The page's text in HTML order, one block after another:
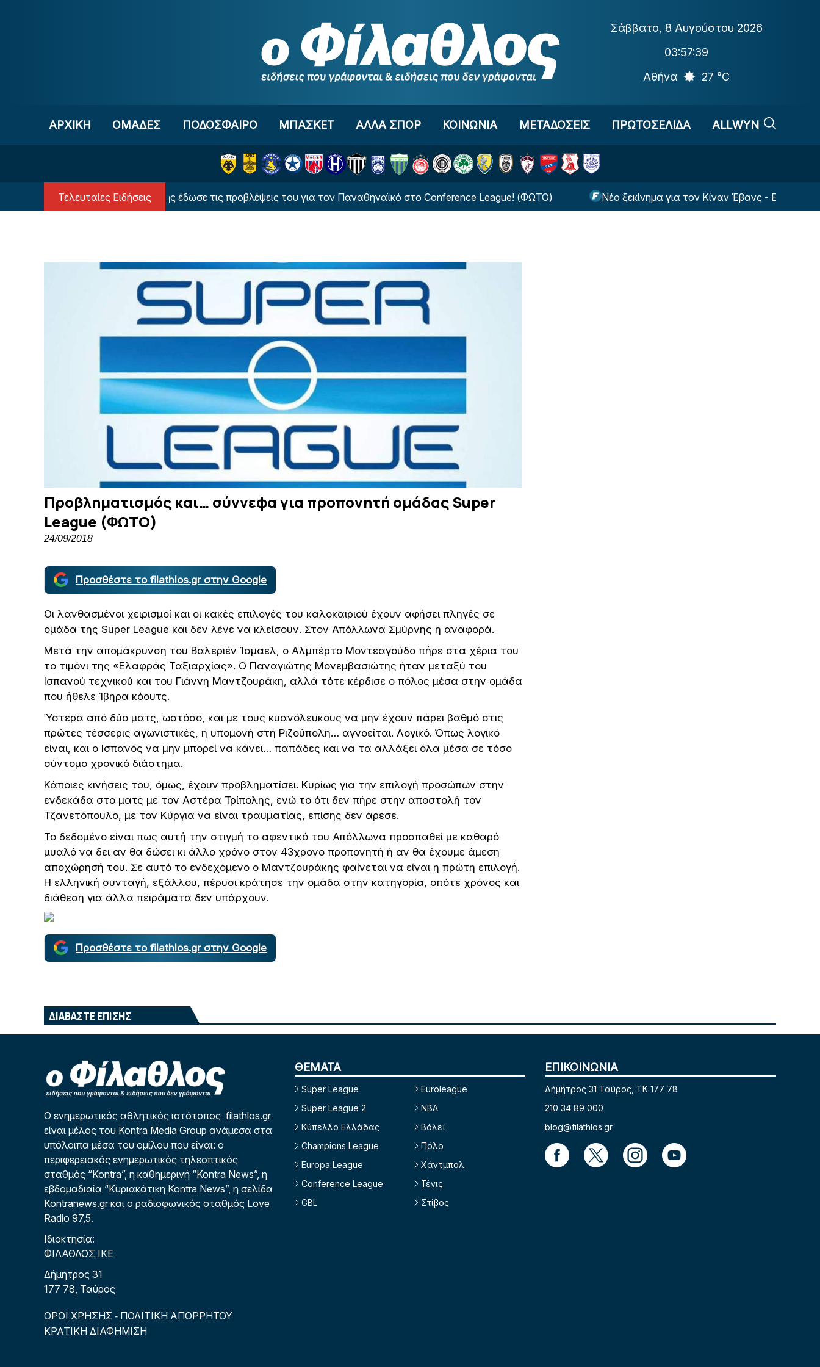
Σάββατο, 8 Αυγούστου 2026
03:57:40
Αθήνα
27 °C
ΑΡΧΙΚΗ OΜΑΔΕΣ ΠΟΔΟΣΦΑΙΡΟ ΜΠΑΣΚΕΤ ΑΛΛΑ ΣΠΟΡ ΚΟΙΝΩΝΙΑ ΜΕΤΑΔΟΣΕΙΣ ΠΡΩΤΟΣΕΛΙΔΑ ALLWYN
Τελευταίες Ειδήσεις
Ο υπερυπολογιστής έδωσε τις προβλέψεις του για τον Παναθηναϊκό στο Conference League! (ΦΩΤΟ) Νέο ξεκίνημα για τον Κίναν Έβανς - Εκεί θα παίζει τη
Προβληματισμός και… σύννεφα για προπονητή ομάδας Super
League (ΦΩΤΟ)
24/09/2018
Προσθέστε το filathlos.gr στην Google
Οι λανθασμένοι χειρισμοί και οι κακές επιλογές του καλοκαιριού έχουν αφήσει πληγές σε
ομάδα της Super League και δεν λένε να κλείσουν. Στον Απόλλωνα Σμύρνης η αναφορά.
Μετά την απομάκρυνση του Βαλεριέν Ίσμαελ, ο Αλμπέρτο Μοντεαγούδο πήρε στα χέρια του
το τιμόνι της «Ελαφράς Ταξιαρχίας». Ο Παναγιώτης Μονεμβασιώτης ήταν μεταξύ του
Ισπανού τεχνικού και του Γιάννη Μαντζουράκη, αλλά τότε κέρδισε ο πόλος μέσα στην ομάδα
που ήθελε Ίβηρα κόουτς.
Ύστερα από δύο ματς, ωστόσο, και με τους κυανόλευκους να μην έχουν πάρει βαθμό στις
πρώτες τέσσερις αγωνιστικές, η υπομονή στη Ριζούπολη… αγνοείται. Λογικό. Όπως λογικό
είναι, και ο Ισπανός να μην μπορεί να κάνει… παπάδες και να τα αλλάξει όλα μέσα σε τόσο
σύντομο χρονικό διάστημα.
Κάποιες κινήσεις του, όμως, έχουν προβληματίσει. Κυρίως για την επιλογή προσώπων στην
ενδεκάδα στο ματς με τον Αστέρα Τρίπολης, ενώ το ότι δεν πήρε στην αποστολή τον
Τζανετόπουλο, με τον Κύργια να είναι τραυματίας, επίσης δεν άρεσε.
Το δεδομένο είναι πως αυτή την στιγμή το αφεντικό του Απόλλωνα προσπαθεί με καθαρό
μυαλό να δει αν θα δώσει κι άλλο χρόνο στον 43χρονο προπονητή ή αν θα έχουμε άμεση
αποχώρησή του. Σε αυτό το ενδεχόμενο ο Μαντζουράκης φαίνεται να είναι η πρώτη επιλογή.
Η ελληνική συνταγή, εξάλλου, πέρυσι κράτησε την ομάδα στην κατηγορία, οπότε χρόνος και
διάθεση για άλλα πειράματα δεν υπάρχουν.
Προσθέστε το filathlos.gr στην Google
ΔΙΑΒΑΣΤΕ ΕΠΙΣΗΣ
Ο ενημερωτικός αθλητικός ιστότοπος filathlos.gr
είναι μέλος του Kontra Media Group ανάμεσα στα
υπόλοιπα μέσα του ομίλου που είναι: ο
περιφερειακός ενημερωτικός τηλεοπτικός
σταθμός “Kontra”, η καθημερινή “Kontra News”, η
εβδομαδιαία “Κυριακάτικη Kontra News”, η σελίδα
Kontranews.gr και ο ραδιοφωνικός σταθμός Love
Radio 97,5.
Ιδιοκτησία:
ΦΙΛΑΘΛΟΣ ΙΚΕ
Δήμητρος 31
177 78, Ταύρος
ΟΡΟΙ ΧΡΗΣΗΣ - ΠΟΛΙΤΙΚΗ ΑΠΟΡΡΗΤΟΥ
ΚΡΑΤΙΚΗ ΔΙΑΦΗΜΙΣΗ
ΘΕΜΑΤΑ
Super League
Super League 2
Κύπελλο Ελλάδας
Champions League
Europa League
Conference League
GBL
Euroleague
NBA
Βόλεϊ
Πόλο
Χάντμπολ
Τένις
Στίβος
ΕΠΙΚΟΙΝΩΝΙΑ
Δήμητρος 31 Ταύρος, TK 177 78
210 34 89 000
blog@filathlos.gr